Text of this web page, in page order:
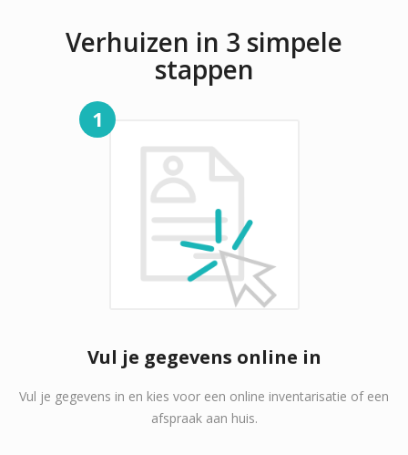
Verhuizen in 3 simpele
stappen
1
Vul je gegevens online in
Vul je gegevens in en kies voor een online inventarisatie of een
afspraak aan huis.